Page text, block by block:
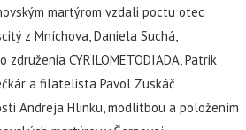
martýrom vzdali poctu otec
z Mníchova, Daniela Suchá,
CYRILOMETODIADA, Patrik
a filatelista Pavol Zuskáč
Andreja Hlinku, modlitbou a položením